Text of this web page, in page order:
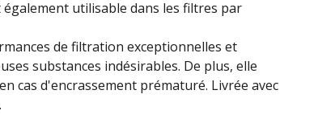
utilisable dans les filtres par
de filtration exceptionnelles et
substances indésirables. De plus, elle
cas d'encrassement prématuré. Livrée avec